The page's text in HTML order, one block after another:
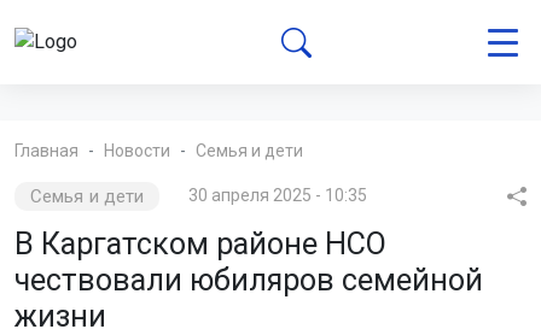
Главная Новости Семья и дети
Семья и дети 30 апреля 2025 - 10:35
В Каргатском районе НСО
чествовали юбиляров семейной
жизни